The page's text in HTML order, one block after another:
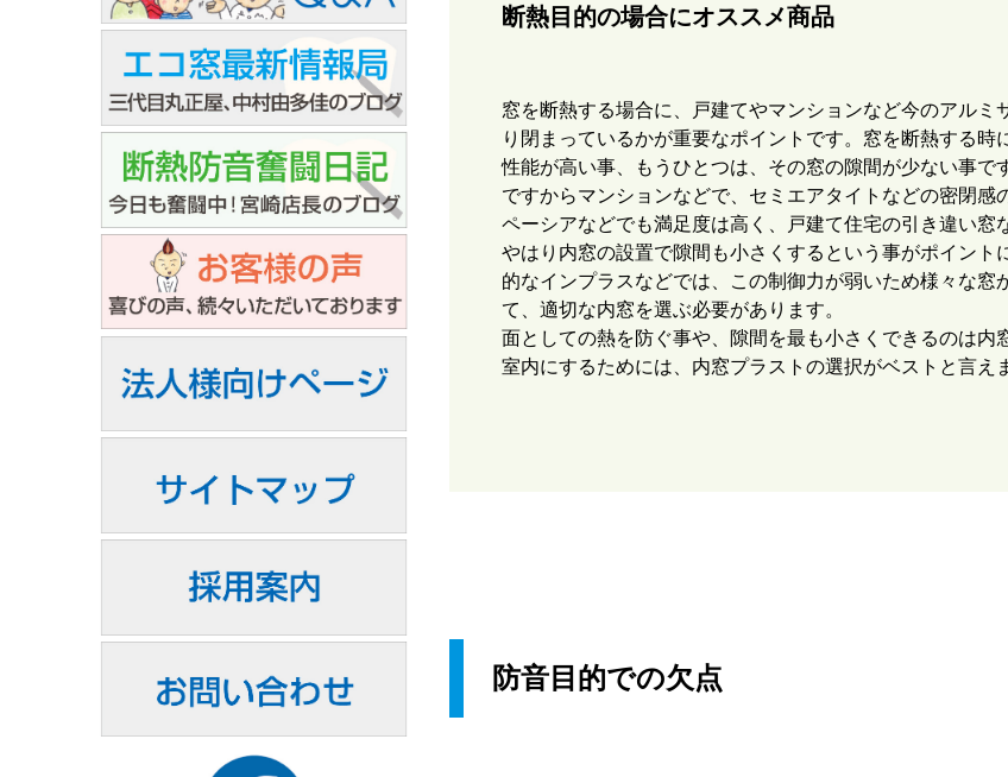
断熱目的の場合にオススメ商品
窓を断熱する場合に、戸建てやマンションなど今のアル
り閉まっているかが重要なポイントです。窓を断熱する
性能が高い事、もうひとつは、その窓の隙間が少ない事です
ですからマンションなどで、セミエアタイトなどの密閉
ペーシアなどでも満足度は高く、戸建て住宅の引き違い窓
やはり内窓の設置で隙間も小さくするという事がポイン
的なインプラスなどでは、この制御力が弱いため様々な
て、適切な内窓を選ぶ必要があります。
面としての熱を防ぐ事や、隙間を最も小さくできるのは
室内にするためには、内窓プラストの選択がベストと言え
防音目的での欠点